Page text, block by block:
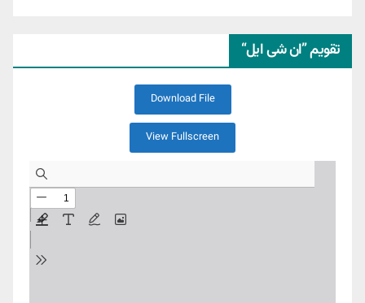
تقویم ”ان شی ایل“
Download File
View Fullscreen